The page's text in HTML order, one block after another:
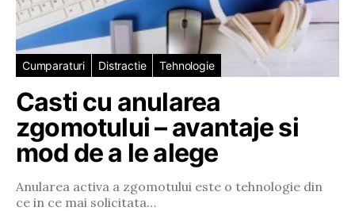
Cumparaturi Distractie Tehnologie
Casti cu anularea
zgomotului – avantaje si
mod de a le alege
Anularea activa a zgomotului este o tehnologie din
ce in ce mai solicitata…